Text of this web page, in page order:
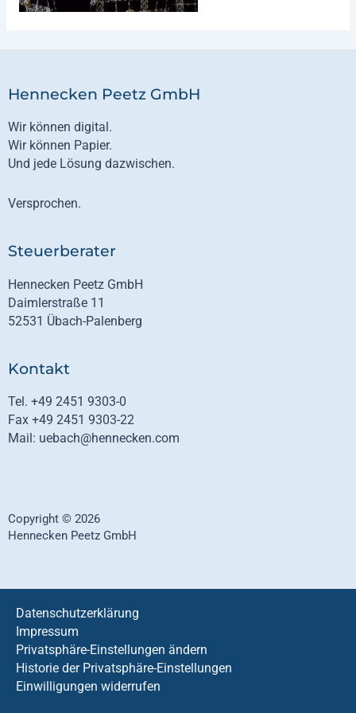
Hennecken Peetz GmbH
Wir können digital.
Wir können Papier.
Und jede Lösung dazwischen.
Versprochen.
Steuerberater
Hennecken Peetz GmbH
Daimlerstraße 11
52531 Übach-Palenberg
Kontakt
Tel. +49 2451 9303-0
Fax +49 2451 9303-22
Mail: uebach@hennecken.com
Copyright © 2026
Hennecken Peetz GmbH
Datenschutzerklärung
Impressum
Privatsphäre-Einstellungen ändern
Historie der Privatsphäre-Einstellungen
Einwilligungen widerrufen